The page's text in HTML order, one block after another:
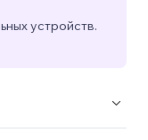
устройств.